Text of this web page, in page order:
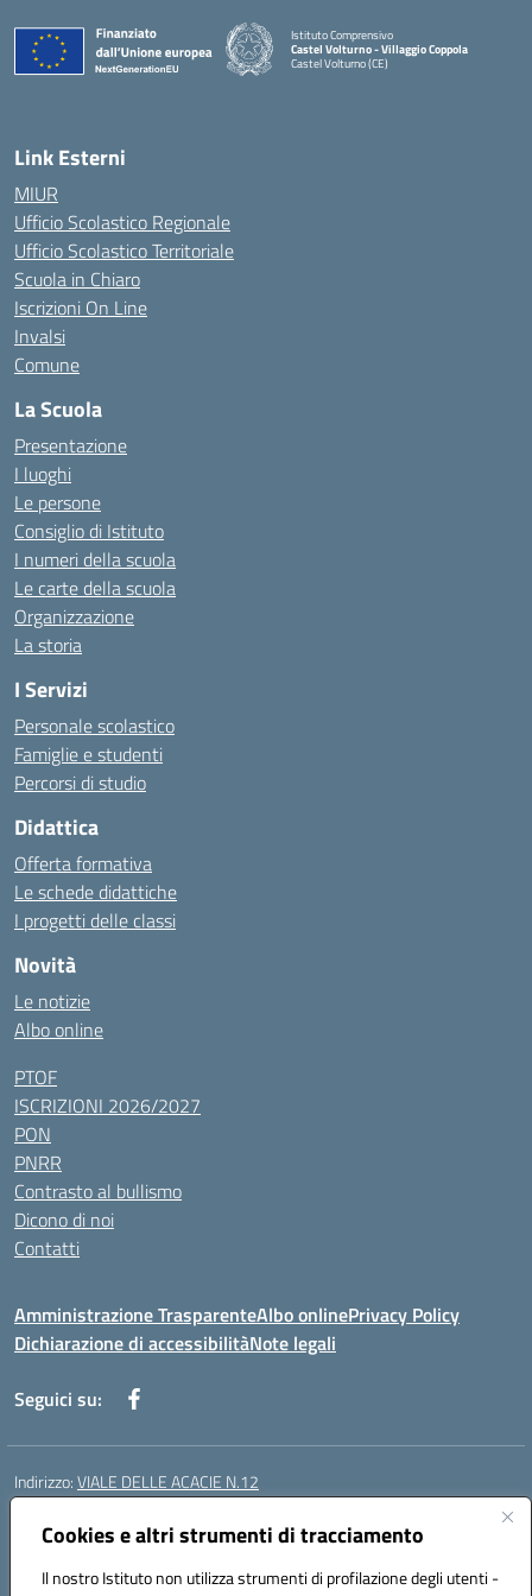
Cookies e altri strumenti di tracciamento
Il nostro Istituto non utilizza strumenti di profilazione degli utenti -
Istituto Comprensivo
Castel Volturno - Villaggio Coppola
Castel Volturno (CE)
Link Esterni
MIUR
Ufficio Scolastico Regionale
Ufficio Scolastico Territoriale
Scuola in Chiaro
Iscrizioni On Line
Invalsi
Comune
La Scuola
Presentazione
I luoghi
Le persone
Consiglio di Istituto
I numeri della scuola
Le carte della scuola
Organizzazione
La storia
I Servizi
Personale scolastico
Famiglie e studenti
Percorsi di studio
Didattica
Offerta formativa
Le schede didattiche
I progetti delle classi
Novità
Le notizie
Albo online
PTOF
ISCRIZIONI 2026/2027
PON
PNRR
Contrasto al bullismo
Dicono di noi
Contatti
Amministrazione TrasparenteAlbo onlinePrivacy Policy
Dichiarazione di accessibilitàNote legali
Seguici su:
Indirizzo:VIALE DELLE ACACIE N.12
Centralino:
Posta elettronica certificata (PEC):ceic87900q@pec.istruzione.it
Codice fiscale: 93082010617